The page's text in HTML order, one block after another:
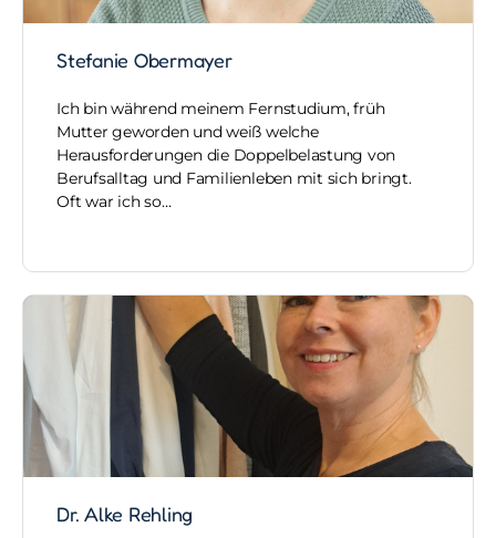
Stefanie Obermayer
Ich bin während meinem Fernstudium, früh
Mutter geworden und weiß welche
Herausforderungen die Doppelbelastung von
Berufsalltag und Familienleben mit sich bringt.
Oft war ich so…
Dr. Alke Rehling